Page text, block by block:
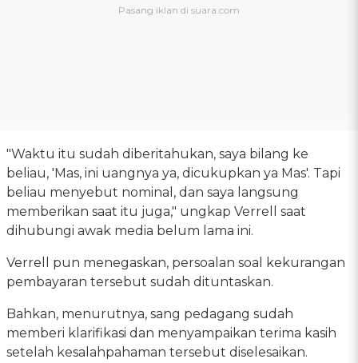
"Waktu itu sudah diberitahukan, saya bilang ke
beliau, 'Mas, ini uangnya ya, dicukupkan ya Mas'. Tapi
beliau menyebut nominal, dan saya langsung
memberikan saat itu juga," ungkap Verrell saat
dihubungi awak media belum lama ini.
Verrell pun menegaskan, persoalan soal kekurangan
pembayaran tersebut sudah dituntaskan.
Bahkan, menurutnya, sang pedagang sudah
memberi klarifikasi dan menyampaikan terima kasih
setelah kesalahpahaman tersebut diselesaikan.